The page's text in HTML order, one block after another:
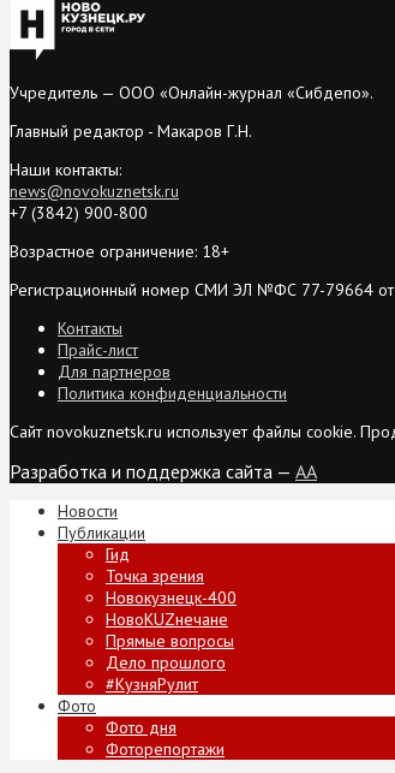
Учредитель — ООО «Онлайн-журнал «Сибдепо».
Главный редактор - Макаров Г.Н.
Наши контакты:
news@novokuznetsk.ru
+7 (3842) 900-800
Возрастное ограничение: 18+
Регистрационный номер СМИ ЭЛ №ФС 77-79664 от
Контакты
Прайс-лист
Для партнеров
Политика конфиденциальности
Сайт novokuznetsk.ru использует файлы cookie.
Разработка и поддержка сайта — AA
Новости
Публикации
Гид
Точка зрения
Новокузнецк-400
НовоKUZнечане
Прямые вопросы
Дело прошлого
#КузняРулит
Фото
Фото дня
Фоторепортажи